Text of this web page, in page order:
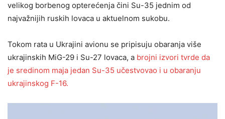
velikog borbenog opterećenja čini Su-35 jednim od
najvažnijih ruskih lovaca u aktuelnom sukobu.
Tokom rata u Ukrajini avionu se pripisuju obaranja više
ukrajinskih MiG-29 i Su-27 lovaca, a brojni izvori tvrde da
je sredinom maja jedan Su-35 učestvovao i u obaranju
ukrajinskog F-16.